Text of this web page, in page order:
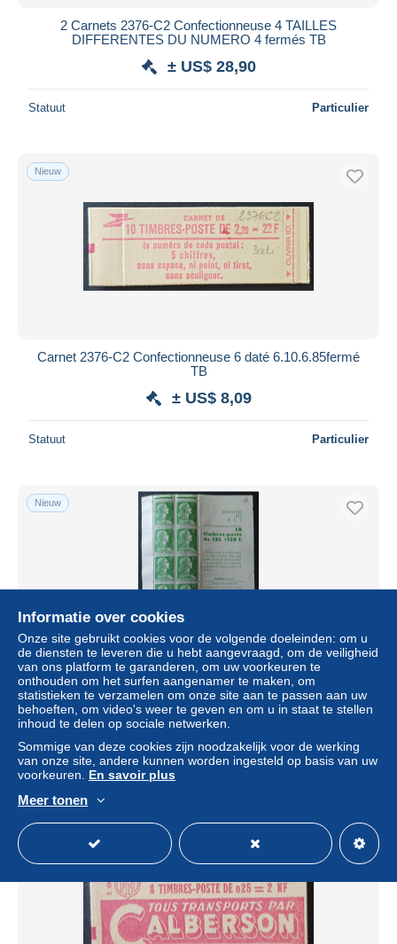
2 Carnets 2376-C2 Confectionneuse 4 TAILLES
DIFFERENTES DU NUMERO 4 fermés TB
± US$ 28,90
Statuut Particulier
Nieuw
Carnet 2376-C2 Confectionneuse 6 daté 6.10.6.85fermé
TB
± US$ 8,09
Statuut Particulier
Nieuw
Carnet 1010-C3 voyageurs non plié n* + marque (voir
scan)
± US$ 2,31
Statuut
Informatie over cookies
Onze site gebruikt cookies voor de volgende doeleinden: om u
de diensten te leveren die u hebt aangevraagd, om de veiligheid
van ons platform te garanderen, om uw voorkeuren te
onthouden om het surfen aangenamer te maken, om
statistieken te verzamelen om onze site aan te passen aan uw
behoeften, om video's weer te geven en om u in staat te stellen
inhoud te delen op sociale netwerken.
Sommige van deze cookies zijn noodzakelijk voor de werking
van onze site, andere kunnen worden ingesteld op basis van uw
voorkeuren. En savoir plus
Meer tonen